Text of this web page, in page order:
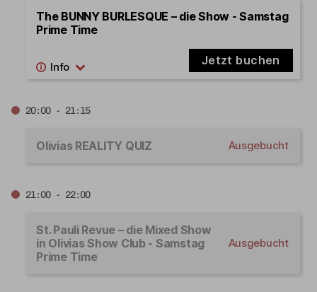
The BUNNY BURLESQUE – die Show - Samstag
Prime Time
Jetzt buchen
20:00 - 21:15
Olivias REALITY QUIZ Ausgebucht
21:00 - 22:00
St. Pauli Revue – die Mixed Show
in Olivias Show Club - Samstag
Prime Time
Ausgebucht